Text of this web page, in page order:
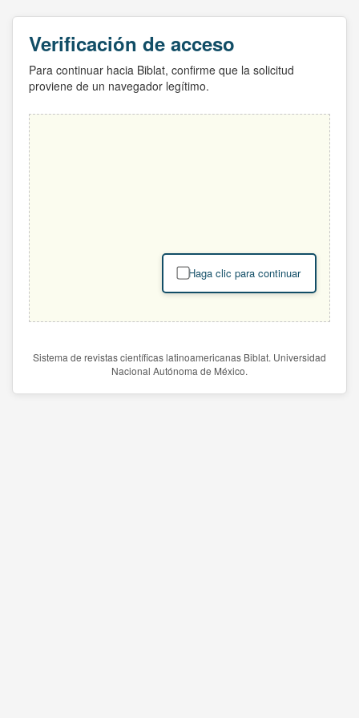
Verificación de acceso
Para continuar hacia Biblat, confirme que la solicitud
proviene de un navegador legítimo.
Haga clic para continuar
Sistema de revistas científicas latinoamericanas Biblat. Universidad
Nacional Autónoma de México.